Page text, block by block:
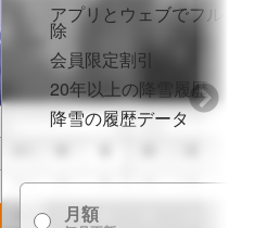
アプリとウェブでフルアク
除
会員限定割引
20年以上の降雪履歴
降雪の履歴データ
月額